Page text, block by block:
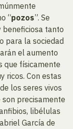
“pozos”. Se
beneficiosa tanto
para la sociedad
el aumento
que físicamente
ricos. Con estas
los seres vivos
son precisamente
libélulas
García de